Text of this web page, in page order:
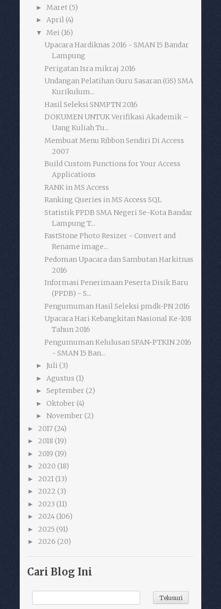
► Maret(5)
► April(4)
▼ Mei (16)
Upacara Hardiknas 2016 - SMAN 15 Bandar
Lampung
Perigatan Isra mikraj 2016
Undangan Pelatihan Guru Sasaran (GS) SMA
Kurikulum...
Hasil Seleksi SNMPTN 2016
DOKUMEN UNTUK Verifikasi Akademik –
Uang Kuliah Tu...
Membuat Menu Ribbon Sendiri Di Access
2007
Build Custom Functions for Your Access
Applications
RANK in MS Access
Ranking Queries in MS Access SQL
Statistik PPDB SMA Negeri Se-Kota Bandar
Lampung T...
FastStone Photo Resizer - Convert and
Rename image...
Pedoman Upacara dan Sambutan Harkitnas
2016
Informasi Penerimaan Peserta Disik Baru
(PPDB) - S...
Pengumuman Hasil Seleksi pmdk-PN 2016
Upacara Hari Kebangkitan Nasional Ke-108
Tahun 2016
Pengumuman Kelulusan SPAN-PTKIN 2016
- SMAN 15 Ban...
► Juli (3)
► Agustus (1)
► September (2)
► Oktober (4)
► November (2)
► 2017 (24)
► 2018 (19)
► 2019 (19)
► 2020 (18)
► 2021(13)
► 2022 (3)
► 2023 (11)
► 2024(106)
► 2025 (91)
► 2026 (20)
Cari Blog Ini